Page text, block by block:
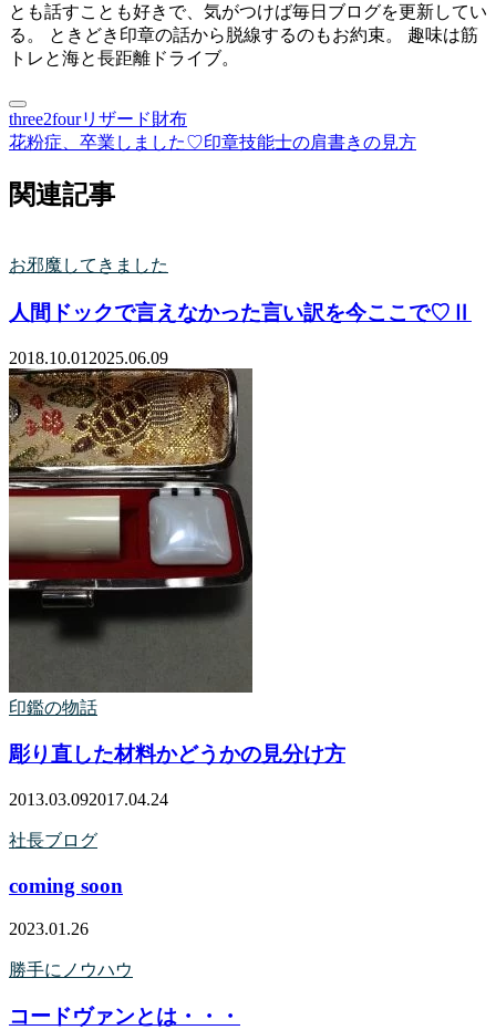
とも話すことも好きで、気がつけば毎日ブログを更新してい
る。 ときどき印章の話から脱線するのもお約束。 趣味は筋
トレと海と長距離ドライブ。
three2fourリザード財布
花粉症、卒業しました♡印章技能士の肩書きの見方
関連記事
お邪魔してきました
人間ドックで言えなかった言い訳を今ここで♡Ⅱ
2018.10.01 2025.06.09
印鑑の物話
彫り直した材料かどうかの見分け方
2013.03.092017.04.24
社長ブログ
coming soon
2023.01.26
勝手にノウハウ
コードヴァンとは・・・